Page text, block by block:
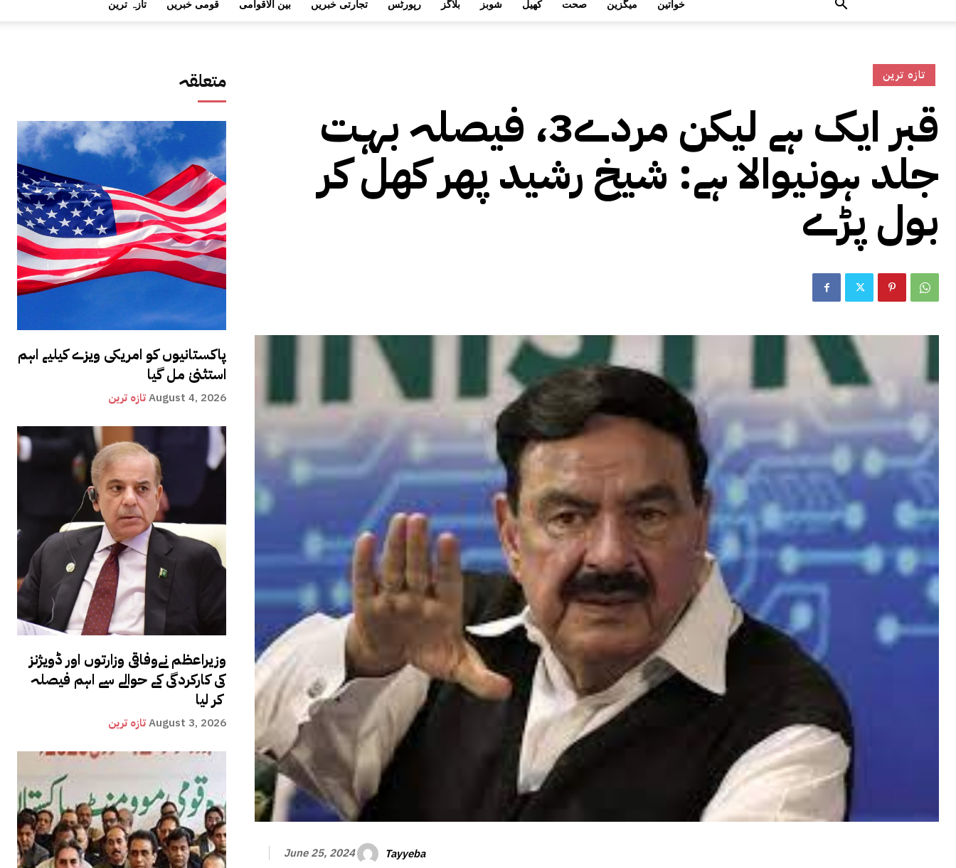
تازہ ترین قومی خبریں بین الاقوامی تجارتی خبریں رپورٹس بلاگز شوبز کھیل صحت میگزین خواتین
متعلقہ
پاکستانیوں کو امریکی ویزے کیلیے اہم
استثنیٰ مل گیا
تازہ ترینAugust 4, 2026
وزیراعظم نےوفاقی وزارتوں اور ڈویژنز
کی کارکردگی کے حوالے سے اہم فیصلہ
کر لیا
تازہ ترینAugust 3, 2026
تازہ ترین
قبر ایک ہے لیکن مردے3، فیصلہ بہت
جلد ہونیوالا ہے: شیخ رشید پھر کھل کر
بول پڑے
June 25, 2024 Tayyeba